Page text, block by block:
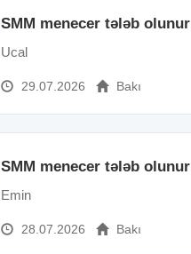
SMM menecer tələb olunur
Ucal
29.07.2026 Bakı
SMM menecer tələb olunur
Emin
28.07.2026 Bakı